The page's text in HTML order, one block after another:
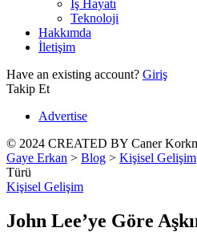
İş Hayatı
Teknoloji
Hakkımda
İletişim
Have an existing account? Giriş
Takip Et
Advertise
© 2024 CREATED BY Caner
Gaye Erkan > Blog > Kişisel Gelişim
Türü
Kişisel Gelişim
John Lee’ye Göre